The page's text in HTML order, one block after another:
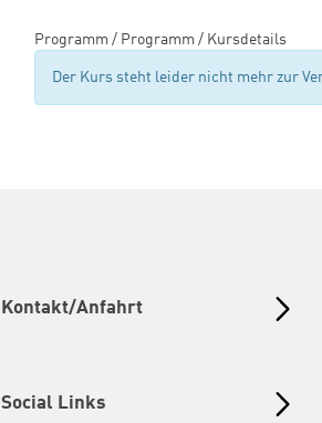
Programm / Programm / Kursdetails
Der Kurs steht leider nicht mehr zur
Kontakt/Anfahrt
Social Links